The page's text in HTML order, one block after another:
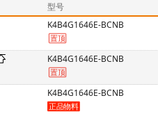
型号
K4B4G1646E-BCNB
K4B4G1646E-BCNB
K4B4G1646E-BCNB